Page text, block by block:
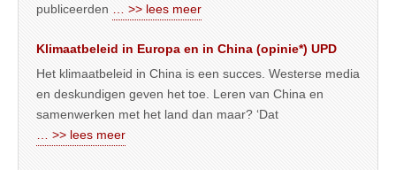
publiceerden
… >> lees meer
Klimaatbeleid in Europa en in China (opinie*) UPD
Het klimaatbeleid in China is een succes. Westerse media
en deskundigen geven het toe. Leren van China en
samenwerken met het land dan maar? ‘Dat
… >> lees meer